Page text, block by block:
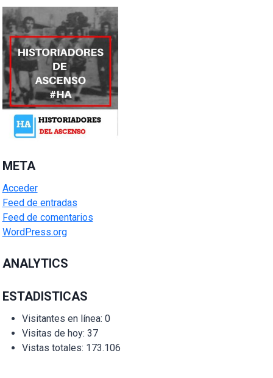
META
Acceder
Feed de entradas
Feed de comentarios
WordPress.org
ANALYTICS
ESTADISTICAS
Visitantes en línea: 0
Visitas de hoy: 37
Vistas totales: 173.106